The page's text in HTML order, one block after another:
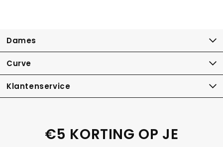
Dames
Curve
Klantenservice
€5 KORTING OP JE